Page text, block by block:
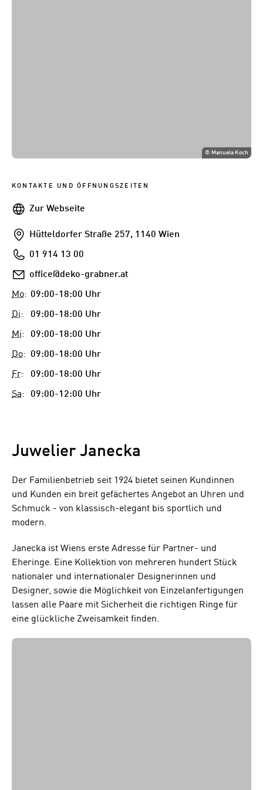
© Manuela Koch
KONTAKTE UND ÖFFNUNGSZEITEN
WebseiteZur Webseite
AddresseHütteldorfer Straße 257, 1140 Wien
Telefon01 914 13 00
E-
Mail
office@deko-grabner.at
Mo: 09:00-18:00 Uhr
Di: 09:00-18:00 Uhr
Mi: 09:00-18:00 Uhr
Do: 09:00-18:00 Uhr
Fr: 09:00-18:00 Uhr
Sa: 09:00-12:00 Uhr
Juwelier Janecka
Der Familienbetrieb seit 1924 bietet seinen Kundinnen
und Kunden ein breit gefächertes Angebot an Uhren und
Schmuck - von klassisch-elegant bis sportlich und
modern.
Janecka ist Wiens erste Adresse für Partner- und
Eheringe. Eine Kollektion von mehreren hundert Stück
nationaler und internationaler Designerinnen und
Designer, sowie die Möglichkeit von Einzelanfertigungen
lassen alle Paare mit Sicherheit die richtigen Ringe für
eine glückliche Zweisamkeit finden.